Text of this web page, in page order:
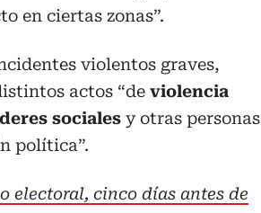
en ciertas zonas”.
violentos graves,
actos “de violencia
sociales y otras personas
política”.
electoral, cinco días antes de